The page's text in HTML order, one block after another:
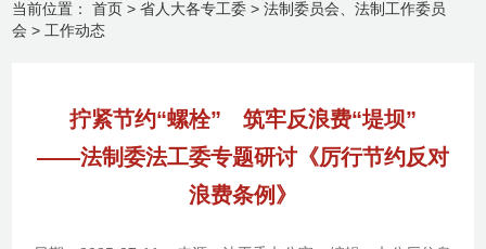
当前位置：首页 >省人大各专工委 >法制委员会、法制工作委员
会 > 工作动态
拧紧节约“螺栓” 筑牢反浪费“堤坝”
——法制委法工委专题研讨《厉行节约反对
浪费条例》